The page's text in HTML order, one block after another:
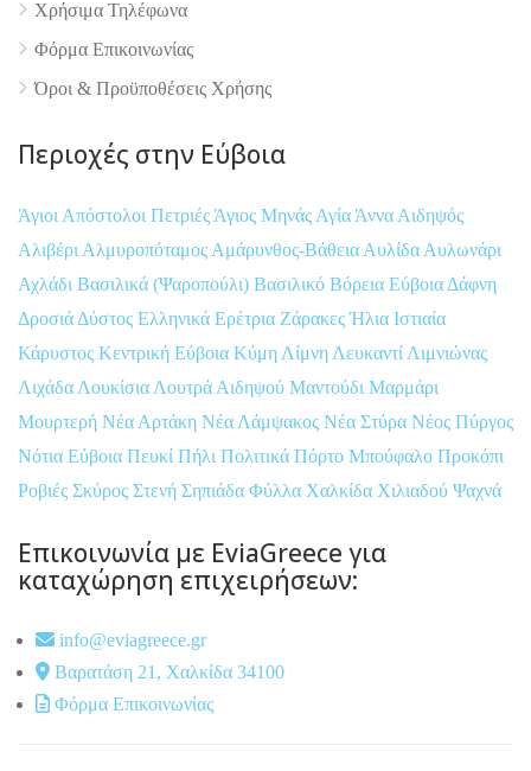
Χρήσιμα Τηλέφωνα
Φόρμα Επικοινωνίας
Όροι & Προϋποθέσεις Xρήσης
Περιοχές στην Εύβοια
Άγιοι Απόστολοι Πετριές Άγιος Μηνάς Αγία Άννα Αιδηψός
Αλιβέρι Αλμυροπόταμος Αμάρυνθος-Βάθεια Αυλίδα Αυλωνάρι
Αχλάδι Βασιλικά (Ψαροπούλι) Βασιλικό Βόρεια Εύβοια Δάφνη
Δροσιά Δύστος Ελληνικά Ερέτρια ΖάρακεςΉλια Ιστιαία
Κάρυστος Κεντρική Εύβοια Κύμη Λίμνη Λευκαντί Λιμνιώνας
Λιχάδα Λουκίσια Λουτρά Αιδηψού Μαντούδι Μαρμάρι
Μουρτερή Νέα Αρτάκη Νέα Λάμψακος Νέα Στύρα Νέος Πύργος
Νότια Εύβοια Πευκί Πήλι Πολιτικά Πόρτο Μπούφαλο Προκόπι
Ροβιές Σκύρος Στενή Σηπιάδα Φύλλα Χαλκίδα Χιλιαδού Ψαχνά
Επικοινωνία με EviaGreece για
καταχώρηση επιχειρήσεων:
info@eviagreece.gr
Βαρατάση 21, Χαλκίδα 34100
Φόρμα Επικοινωνίας